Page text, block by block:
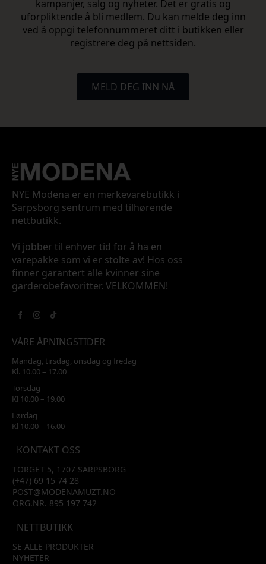
kampanjer, salg og nyheter. Det er gratis og
uforpliktende å bli medlem. Du kan melde deg inn
ved å oppgi telefonnummeret ditt i butikken eller
registrere deg på nettsiden.
MELD DEG INN NÅ
NYE Modena er en merkevarebutikk i
Sarpsborg sentrum med tilhørende
nettbutikk.
Vi jobber til enhver tid for å ha en
varepakke som vi er stolte av! Hos oss
finner garantert alle kvinner sine
garderobefavoritter. VELKOMMEN!
VÅRE ÅPNINGSTIDER
Mandag, tirsdag, onsdag og fredag
Kl. 10.00 – 17.00
Torsdag
Kl 10.00 – 19.00
Lørdag
Kl 10.00 – 16.00
KONTAKT OSS
TORGET 5, 1707 SARPSBORG
(+47) 69 15 74 28
POST@MODENAMUZT.NO
ORG.NR. 895 197 742
NETTBUTIKK
SE ALLE PRODUKTER
NYHETER